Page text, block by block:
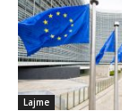
Lajme